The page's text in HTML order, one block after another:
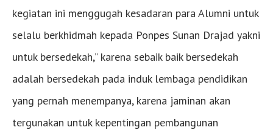
kegiatan ini menggugah kesadaran para Alumni untuk
selalu berkhidmah kepada Ponpes Sunan Drajad yakni
untuk bersedekah,” karena sebaik baik bersedekah
adalah bersedekah pada induk lembaga pendidikan
yang pernah menempanya, karena jaminan akan
tergunakan untuk kepentingan pembangunan